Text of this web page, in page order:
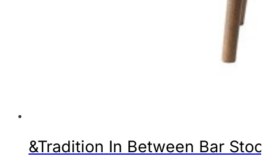
&Tradition In Between Bar